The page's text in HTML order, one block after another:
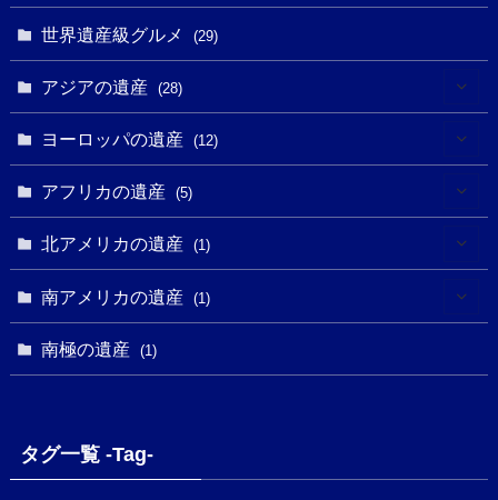
(18)
(3)
(7)
(2)
(5)
(16)
(62)
(1)
(5)
(2)
(2)
(7)
(2)
(5)
(19)
(8)
世界遺産級グルメ (29)
アジアの遺産 (28)
(1)
(1)
(18)
ヨーロッパの遺産 (12)
(2)
(1)
(1)
(2)
アフリカの遺産 (5)
(3)
北アメリカの遺産 (1)
(1)
(1)
南アメリカの遺産 (1)
南極の遺産 (1)
タグ一覧 -Tag-